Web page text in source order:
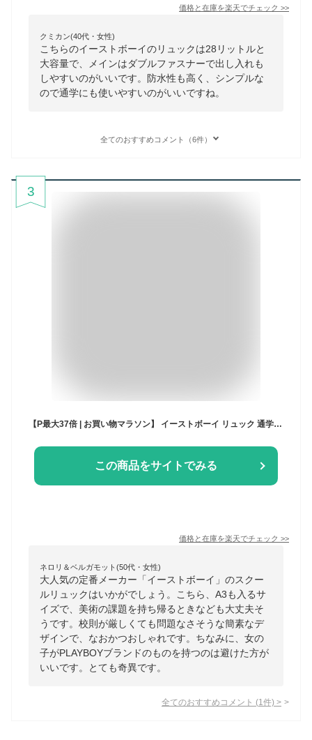
価格と在庫を楽天でチェック >>
クミカン(40代・女性)
こちらのイーストボーイのリュックは28リットルと
大容量で、メインはダブルファスナーで出し入れも
しやすいのがいいです。防水性も高く、シンプルな
ので通学にも使いやすいのがいいですね。
全てのおすすめコメント（6件）
3
【P最大37倍 | お買い物マラソン】 イーストボーイ リュック 通学 女子 EASTBOY 女子高生 30L A3 通学リュック レディース 中学生 高校生 リュックサック スクールリュック 人気 ブランド おしゃれ かわいい 大容量 EBA49
この商品をサイトでみる
価格と在庫を楽天でチェック >>
ネロリ＆ベルガモット(50代・女性)
大人気の定番メーカー「イーストボーイ」のスクー
ルリュックはいかがでしょう。こちら、A3も入るサ
イズで、美術の課題を持ち帰るときなども大丈夫そ
うです。校則が厳しくても問題なさそうな簡素なデ
ザインで、なおかつおしゃれです。ちなみに、女の
子がPLAYBOYブランドのものを持つのは避けた方が
いいです。とても奇異です。
全てのおすすめコメント (1 件) >